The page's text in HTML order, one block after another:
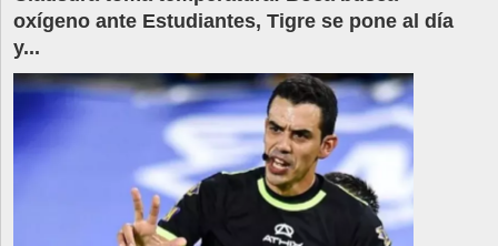
oxígeno ante Estudiantes, Tigre se pone al día
y...